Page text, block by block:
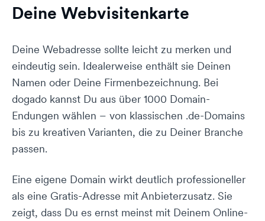
Deine Webvisitenkarte
Deine Webadresse sollte leicht zu merken und
eindeutig sein. Idealerweise enthält sie Deinen
Namen oder Deine Firmenbezeichnung. Bei
dogado kannst Du aus über 1000 Domain-
Endungen wählen – von klassischen .de-Domains
bis zu kreativen Varianten, die zu Deiner Branche
passen.
Eine eigene Domain wirkt deutlich professioneller
als eine Gratis-Adresse mit Anbieterzusatz. Sie
zeigt, dass Du es ernst meinst mit Deinem Online-